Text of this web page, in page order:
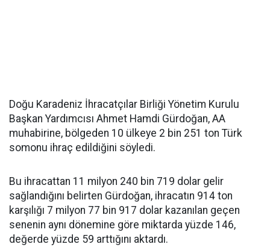
Doğu Karadeniz İhracatçılar Birliği Yönetim Kurulu
Başkan Yardımcısı Ahmet Hamdi Gürdoğan, AA
muhabirine, bölgeden 10 ülkeye 2 bin 251 ton Türk
somonu ihraç edildiğini söyledi.
Bu ihracattan 11 milyon 240 bin 719 dolar gelir
sağlandığını belirten Gürdoğan, ihracatın 914 ton
karşılığı 7 milyon 77 bin 917 dolar kazanılan geçen
senenin aynı dönemine göre miktarda yüzde 146,
değerde yüzde 59 arttığını aktardı.